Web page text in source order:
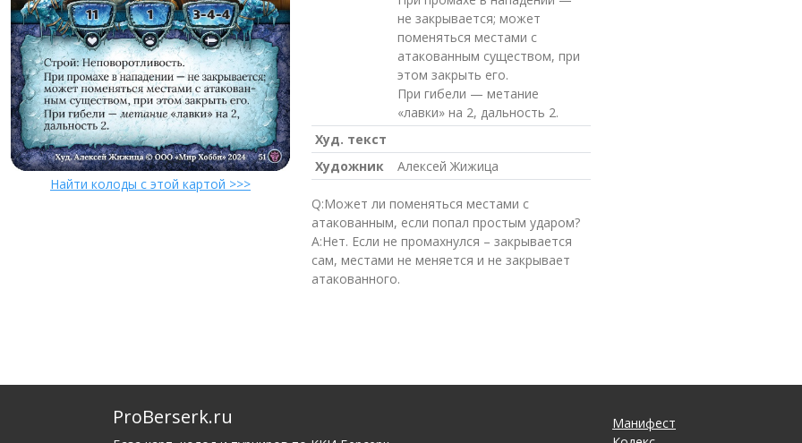
Найти колоды с этой картой >>>
не закрывается; может
поменяться местами с
атакованным существом, при
этом закрыть его.
При гибели — метание
«лавки» на 2, дальность 2.
Худ. текст
Художник
Алексей Жижица
Q:Может ли поменяться местами с
атакованным, если попал простым ударом?
A:Нет. Если не промахнулся – закрывается
сам, местами не меняется и не закрывает
атакованного.
ProBerserk.ru
Манифест